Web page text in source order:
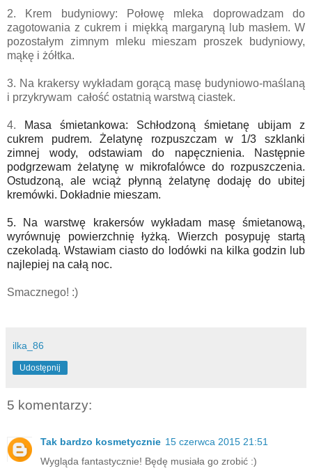
2. Krem budyniowy: Połowę mleka doprowadzam do
zagotowania z cukrem i miękką margaryną lub masłem. W
pozostałym zimnym mleku mieszam proszek budyniowy,
mąkę i żółtka.
3. Na krakersy wykładam gorącą masę budyniowo-maślaną
i przykrywam całość ostatnią warstwą ciastek.
4.
Masa śmietankowa: Schłodzoną śmietanę ubijam z
cukrem pudrem. Żelatynę rozpuszczam w 1/3 szklanki
zimnej wody, odstawiam do napęcznienia. Następnie
podgrzewam żelatynę w mikrofalówce do rozpuszczenia.
Ostudzoną, ale wciąż płynną żelatynę dodaję do ubitej
kremówki. Dokładnie mieszam.
5. Na warstwę krakersów wykładam masę śmietanową,
wyrównuję powierzchnię łyżką. Wierzch posypuję startą
czekoladą. Wstawiam ciasto do lodówki na kilka godzin lub
najlepiej na całą noc.
Smacznego! :)
ilka_86
Udostępnij
5 komentarzy:
Tak bardzo kosmetycznie 15 czerwca 2015 21:51
Wygląda fantastycznie! Będę musiała go zrobić :)